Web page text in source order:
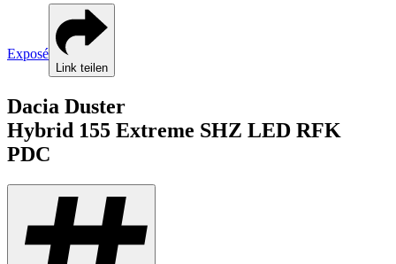
Exposé
Link teilen
Dacia Duster
Hybrid 155 Extreme SHZ LED RFK
PDC